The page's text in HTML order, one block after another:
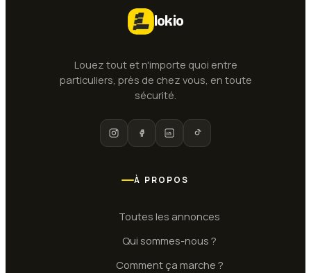
lokio
Louez tout et n'importe quoi entre
particuliers, près de chez vous, en toute
sécurité.
À PROPOS
Toutes les annonces
Qui sommes-nous ?
Comment ça marche ?